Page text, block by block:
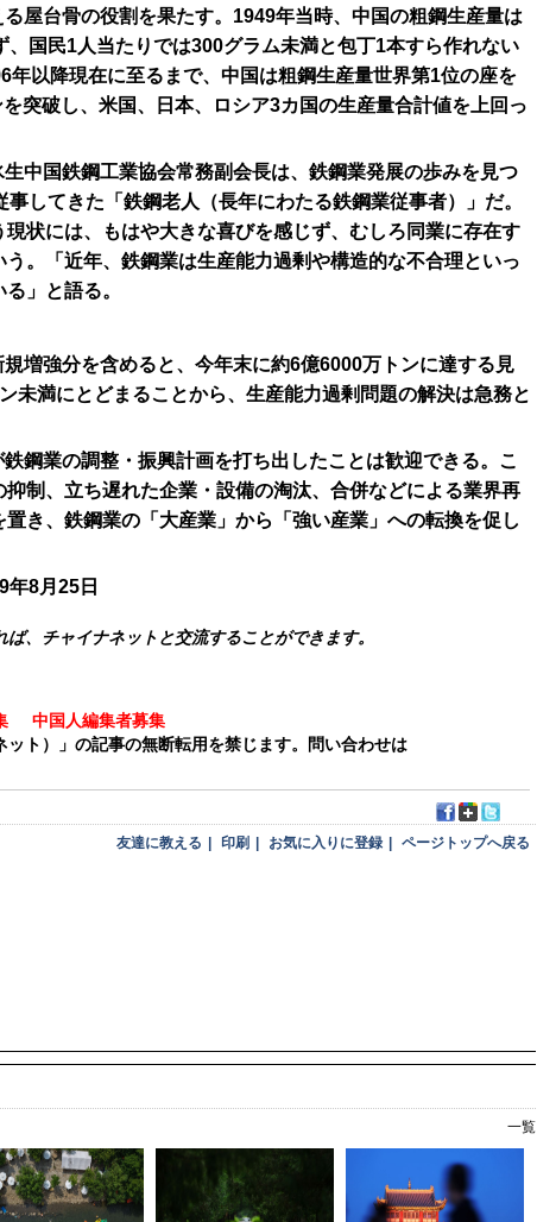
屋台骨の役割を果たす。1949年当時、中国の粗鋼生産量は
、国民1人当たりでは300グラム未満と包丁1本すら作れない
年以降現在に至るまで、中国は粗鋼生産量世界第1位の座を
突破し、米国、日本、ロシア3カ国の生産量合計値を上回っ
中国鉄鋼工業協会常務副会長は、鉄鋼業発展の歩みを見つ
してきた「鉄鋼老人（長年にわたる鉄鋼業従事者）」だ。
状には、もはや大きな喜びを感じず、むしろ同業に存在す
。「近年、鉄鋼業は生産能力過剰や構造的な不合理といっ
」と語る。
増強分を含めると、今年末に約6億6000万トンに達する見
未満にとどまることから、生産能力過剰問題の解決は急務と
鋼業の調整・振興計画を打ち出したことは歓迎できる。こ
制、立ち遅れた企業・設備の淘汰、合併などによる業界再
き、鉄鋼業の「大産業」から「強い産業」への転換を促し
8月25日
ば、チャイナネットと交流することができます。
中国人編集者募集
ット）」の記事の無断転用を禁じます。問い合わせは
友達に教える 印刷 お気に入りに登録 ページトップへ戻る